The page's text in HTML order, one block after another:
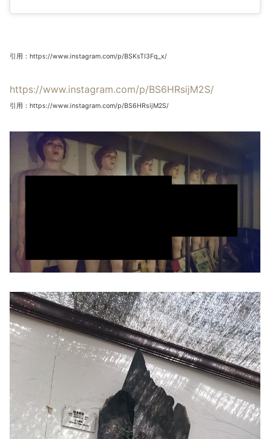
引用：https://www.instagram.com/p/BSKsTI3Fq_x/
https://www.instagram.com/p/BS6HRsijM2S/
引用：https://www.instagram.com/p/BS6HRsijM2S/